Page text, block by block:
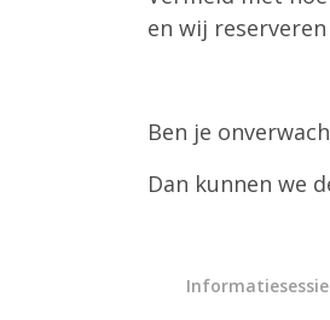
en wij
Ben je
Dan kunnen we